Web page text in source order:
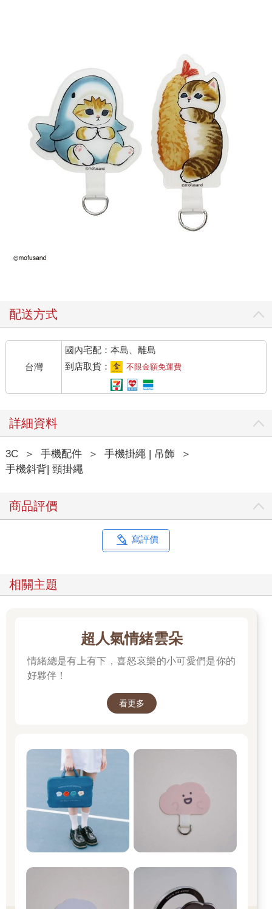
配送方式
台灣
國內宅配：本島、離島
到店取貨：
不限金額免運費
詳細資料
3C ＞ 手機配件 ＞ 手機掛繩 | 吊飾
＞
手機斜背| 頸掛繩
商品評價
寫評價
相關主題
超人氣情緒雲朵
情緒總是有上有下，喜怒哀樂的小可愛們是你的
好夥伴！
看更多